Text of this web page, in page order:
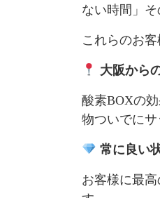
ない時間」
これらのお
大阪から
酸素BOXの
物ついでにサ
常に良い
お客様に最